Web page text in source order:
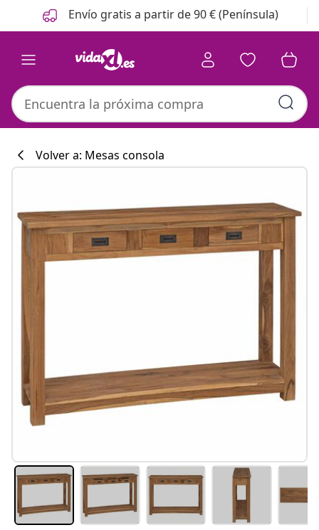
Anterior
Siguiente Envío gratis a partir de 90 € (Península)
Volver a: Mesas consola